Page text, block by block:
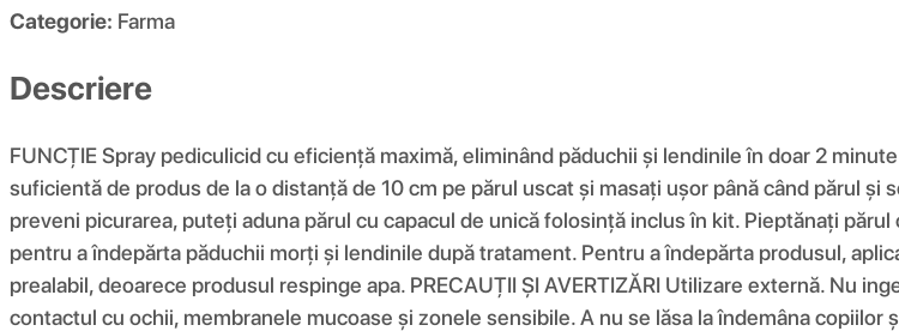
Categorie: Farma
Descriere
FUNCŢIE Spray pediculicid cu eficiență maximă, eliminând păduchii și lendinile în doar 2
suficientă de produs de la o distanță de 10 cm pe părul uscat și masați ușor până când părul
preveni picurarea, puteți aduna părul cu capacul de unică folosință inclus în kit. Pieptănați
pentru a îndepărta păduchii morți și lendinile după tratament. Pentru a îndepărta produsul,
prealabil, deoarece produsul respinge apa. PRECAUȚII ȘI AVERTIZĂRI Utilizare externă. Nu
contactul cu ochii, membranele mucoase și zonele sensibile. A nu se lăsa la îndemâna